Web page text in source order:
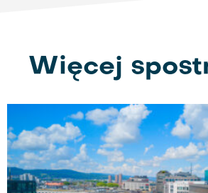
Więcej